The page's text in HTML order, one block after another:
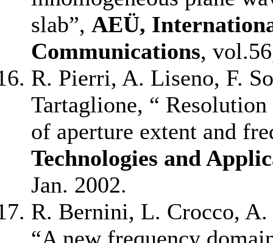
slab”, AEÜ,
Communications,
R. Pierri, A. Liseno, F.
Tartaglione, “
of aperture extent and
Technologies and
Jan. 2002.
R. Bernini, L. Crocco,